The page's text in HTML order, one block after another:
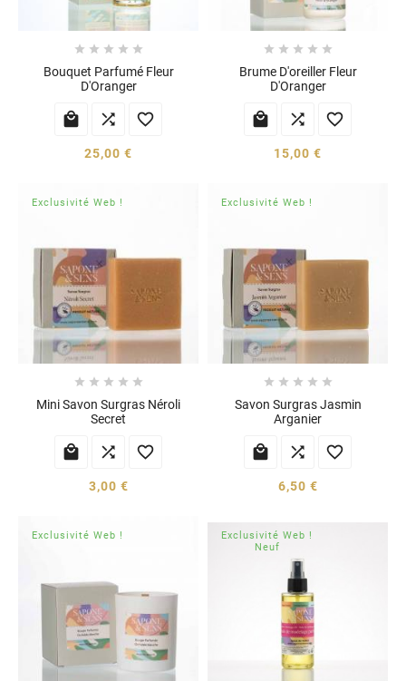
    
Bouquet Parfumé Fleur
D'Oranger
  
25,00 €
    
Brume D'oreiller Fleur
D'Oranger
  
15,00 €
Exclusivité Web !
    
Mini Savon Surgras Néroli
Secret
  
3,00 €
Exclusivité Web !
    
Savon Surgras Jasmin
Arganier
  
6,50 €
Exclusivité Web !
Exclusivité Web !
Neuf